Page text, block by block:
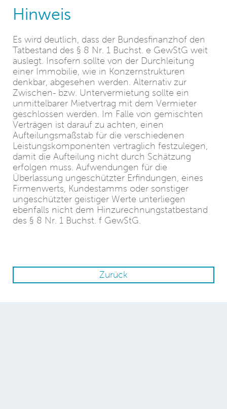
Hinweis
Es wird deutlich, dass der Bundesfinanzhof den
Tatbestand des § 8 Nr. 1 Buchst. e GewStG weit
auslegt. Insofern sollte von der Durchleitung
einer Immobilie, wie in Konzernstrukturen
denkbar, abgesehen werden. Alternativ zur
Zwischen- bzw. Untervermietung sollte ein
unmittelbarer Mietvertrag mit dem Vermieter
geschlossen werden. Im Falle von gemischten
Verträgen ist darauf zu achten, einen
Aufteilungsmaßstab für die verschiedenen
Leistungskomponenten vertraglich festzulegen,
damit die Aufteilung nicht durch Schätzung
erfolgen muss. Aufwendungen für die
Überlassung ungeschützter Erfindungen, eines
Firmenwerts, Kundestamms oder sonstiger
ungeschützter geistiger Werte unterliegen
ebenfalls nicht dem Hinzurechnungstatbestand
des § 8 Nr. 1 Buchst. f GewStG.
Zurück